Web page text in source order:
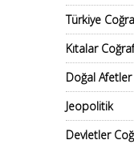
Türkiye
Kıtalar
Doğal Afetler
Jeopolitik
Devletler